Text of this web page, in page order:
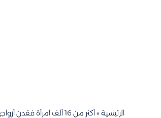
الرئيسية »أكثر من 16 ألف امرأة فقدن أزواجهن.. مأساة نساء غزة بالأرقام